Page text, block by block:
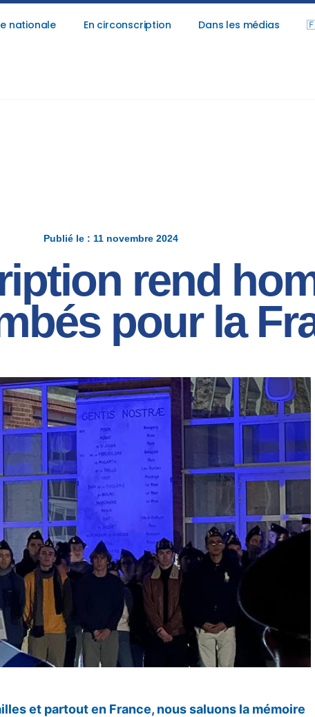
nationale En circonscription Dans les médias
Publié le : 11 novembre 2024
rend
pour la
et partout en France, nous saluons la mémoire